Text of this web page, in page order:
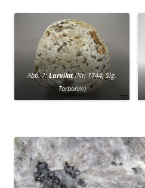
Abb. 7:Larvikit(Nr. 1744, Slg.
Torbohm)